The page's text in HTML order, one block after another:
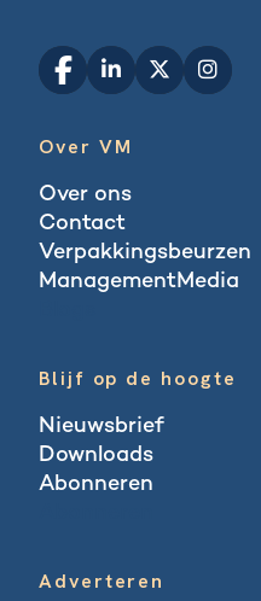
Over VM
Over ons
Contact
Verpakkingsbeurzen
ManagementMedia
Blijf op de hoogte
Nieuwsbrief
Downloads
Abonneren
Adverteren